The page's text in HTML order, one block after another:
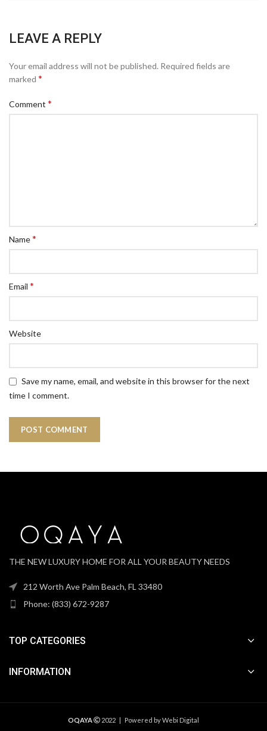
LEAVE A REPLY
Your email address will not be published. Required fields are
marked *
Comment *
Name*
Email *
Website
Save my name, email, and website in this browser for the next
time I comment.
THE NEW LUXURY HOME FOR ALL YOUR BEAUTY NEEDS
212 Worth Ave Palm Beach, FL 33480
Phone: (833) 672-9287
TOP CATEGORIES
INFORMATION
OQAYA 2022 | Powered by Webi Digital